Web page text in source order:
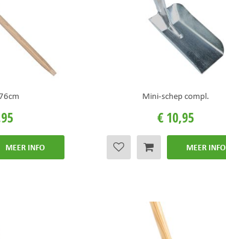
95
MEER INFO
Mini-schep compl.
€ 10,95
MEER INFO